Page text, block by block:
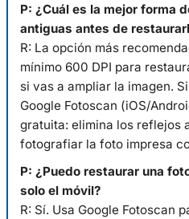
P: ¿Cuál es la mejor forma
antiguas antes de
R: La opción más
mínimo 600 DPI para
si vas a ampliar la imagen.
Google Fotoscan (iOS/
gratuita: elimina los reflejos
fotografiar la foto impresa
P: ¿Puedo restaurar una
solo el móvil?
R: Sí. Usa Google Fotoscan